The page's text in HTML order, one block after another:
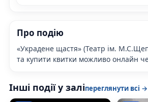
Про подію
«Украдене щастя» (Театр ім.
та купити квитки можливо онлайн
Інші події у заліпереглянути всі →